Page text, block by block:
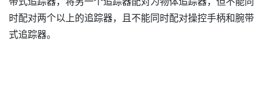
时配对两个以上的追踪器，且不能同时配对操控手柄和腕带
式追踪器。